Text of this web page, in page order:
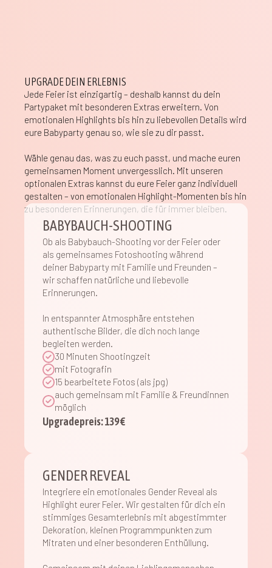
UPGRADE DEIN ERLEBNIS
Jede Feier ist einzigartig – deshalb kannst du dein
Partypaket mit besonderen Extras erweitern. Von
emotionalen Highlights bis hin zu liebevollen Details wird
eure Babyparty genau so, wie sie zu dir passt.
Wähle genau das, was zu euch passt, und mache euren
gemeinsamen Moment unvergesslich. Mit unseren
optionalen Extras kannst du eure Feier ganz individuell
gestalten – von emotionalen Highlight-Momenten bis hin
zu besonderen Erinnerungen, die für immer bleiben.
BABYBAUCH-SHOOTING
Ob als Babybauch-Shooting vor der Feier oder
als gemeinsames Fotoshooting während
deiner Babyparty mit Familie und Freunden –
wir schaffen natürliche und liebevolle
Erinnerungen.
In entspannter Atmosphäre entstehen
authentische Bilder, die dich noch lange
begleiten werden.
30 Minuten Shootingzeit
mit Fotografin
15 bearbeitete Fotos (als jpg)
auch gemeinsam mit Familie & Freundinnen
möglich
Upgradepreis: 139 €
GENDER REVEAL
Integriere ein emotionales Gender Reveal als
Highlight eurer Feier. Wir gestalten für dich ein
stimmiges Gesamterlebnis mit abgestimmter
Dekoration, kleinen Programmpunkten zum
Mitraten und einer besonderen Enthüllung.